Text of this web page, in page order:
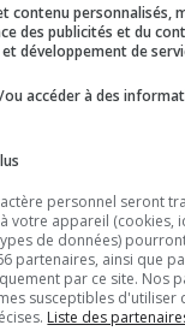
contenu personnalisés,
des publicités et du
et développement de
accéder à des
personnel seront
votre appareil (cookies,
de données)
partenaires, ainsi que
par ce site. Nos
susceptibles d'utiliser
Liste des